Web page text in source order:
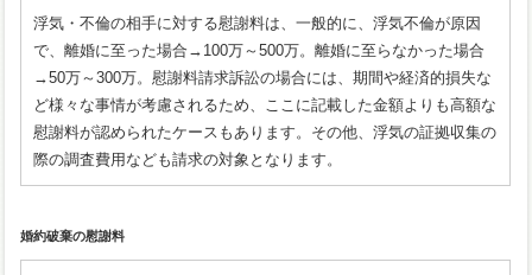
浮気・不倫の相手に対する慰謝料は、一般的に、浮気不倫が原因
で、離婚に至った場合→100万～500万。離婚に至らなかった場合
→50万～300万。慰謝料請求訴訟の場合には、期間や経済的損失な
ど様々な事情が考慮されるため、ここに記載した金額よりも高額な
慰謝料が認められたケースもあります。その他、浮気の証拠収集の
際の調査費用なども請求の対象となります。
婚約破棄の慰謝料